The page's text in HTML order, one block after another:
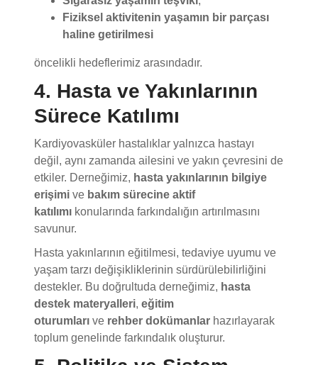
haline getirilmesi
4. Hasta ve Yakınlarının
Sürece Katılımı
Kardiyovasküler hastalıklar yalnızca hastayı
değil, aynı zamanda ailesini ve yakın çevresini de
etkiler. Derneğimiz,hasta yakınlarının bilgiye
erişimi vebakım sürecine aktif
katılımı konularında farkındalığın artırılmasını
savunur.
Hasta yakınlarının eğitilmesi, tedaviye uyumu ve
yaşam tarzı değişikliklerinin sürdürülebilirliğini
destekler. Bu doğrultuda derneğimiz,hasta
destek materyalleri,eğitim
oturumlarıverehber dokümanlar
toplum genelinde farkındalık oluşturur.
5. Politika ve Sistem